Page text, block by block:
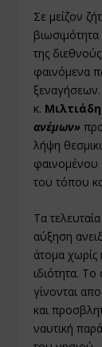
Σε μείζον
της
φαινόμενα
κ.
ανέμων»
λήψη
φαινομένου
του τόπου
Τα
αύξηση
άτομα χωρίς
ιδιότητα. Το
γίνονται
και
ναυτική